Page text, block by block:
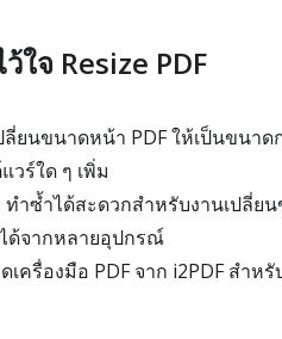
ใจ Resize PDF
ยนขนาดหน้า PDF ให้เป็นขนา
ร์ใด ๆ เพิ่ม
ำซ้ำได้สะดวกสำหรับงานเปลี่ย
ด้จากหลายอุปกรณ์
ครื่องมือ PDF จาก i2PDF สำหรั